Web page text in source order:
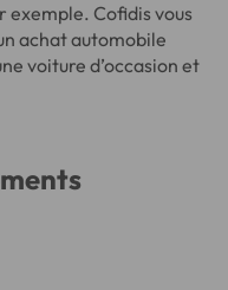
Cofidis vous
achat automobile
voiture d’occasion et